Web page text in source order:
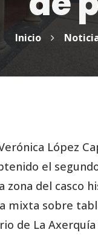
Inicio
López
el
zona del casco
mixta sobre
de La